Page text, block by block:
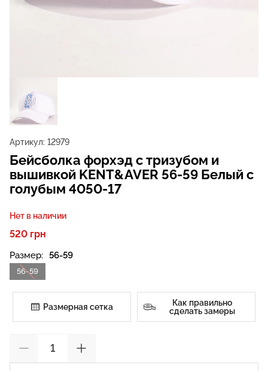
Артикул: 12979
Бейсболка форхэд с тризубом и
вышивкой KENT&AVER 56-59 Белый с
голубым 4050-17
Нет в наличии
520 грн
Размер: 56-59
56-59
Размерная сетка
Как правильно
сделать замеры